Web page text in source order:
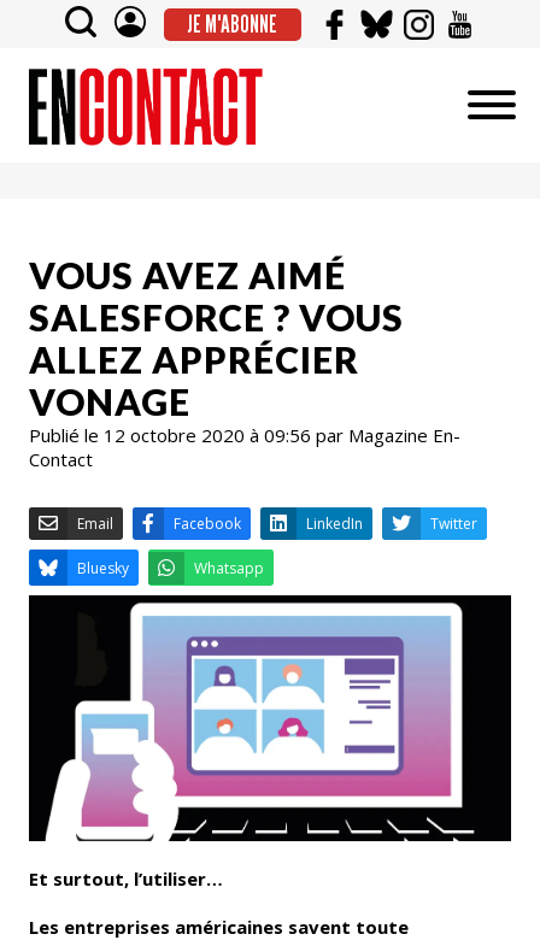
JE M'ABONNE
VOUS AVEZ AIMÉ
SALESFORCE ? VOUS
ALLEZ APPRÉCIER
VONAGE
Publié le 12 octobre 2020 à 09:56 par Magazine En-
Contact
Facebook LinkedIn
Bluesky Whatsapp
Et surtout, l’utiliser…
Les entreprises américaines savent toute